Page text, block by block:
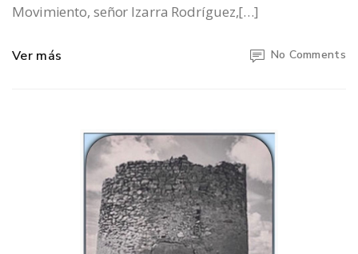
Movimiento, señor Izarra Rodríguez,[…]
Ver más No Comments